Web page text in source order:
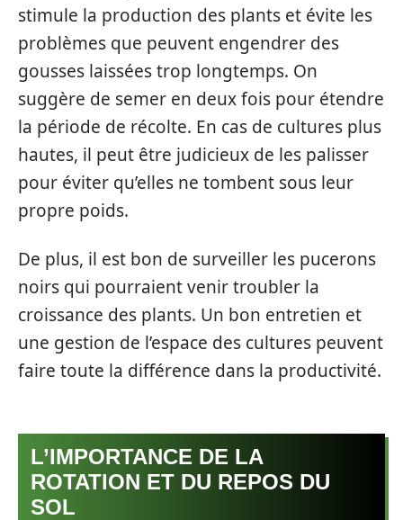
stimule la production des plants et évite les
problèmes que peuvent engendrer des
gousses laissées trop longtemps. On
suggère de semer en deux fois pour étendre
la période de récolte. En cas de cultures plus
hautes, il peut être judicieux de les palisser
pour éviter qu’elles ne tombent sous leur
propre poids.
De plus, il est bon de surveiller les pucerons
noirs qui pourraient venir troubler la
croissance des plants. Un bon entretien et
une gestion de l’espace des cultures peuvent
faire toute la différence dans la productivité.
L’IMPORTANCE DE LA
ROTATION ET DU REPOS DU
SOL